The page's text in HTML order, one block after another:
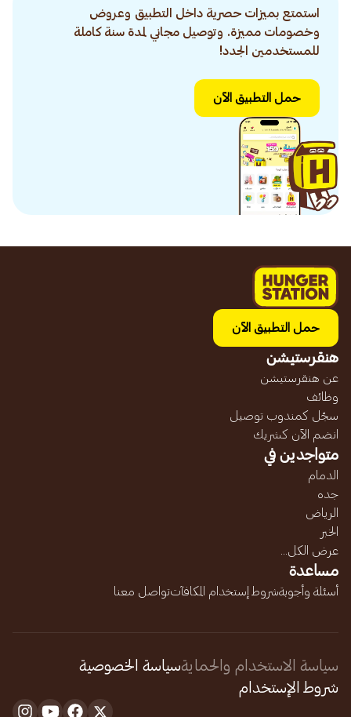
استمتع بميزات حصرية داخل التطبيق وعروض
وخصومات مميزة. وتوصيل مجاني لمدة سنة كاملة
للمستخدمين الجدد!
حمل التطبيق الآن
حمل التطبيق الآن
هنقرستيشن
عن هنقرستيشن
وظائف
سجّل كمندوب توصيل
انضم الآن كشريك
متواجدين في
الدمام
جده
الرياض
الخبر
عرض الكل...
مساعدة
أسئلة وأجوبةشروط إستخدام المكافآتتواصل معنا
سياسة الاستخدام والحمايةسياسة الخصوصية
شروط الإستخدام